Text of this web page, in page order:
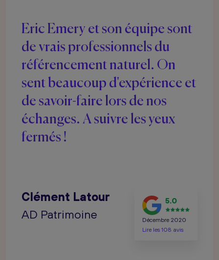
Eric Emery et son équipe sont
de vrais professionnels du
référencement naturel. On
sent beaucoup d'expérience et
de savoir-faire lors de nos
échanges. A suivre les yeux
fermés !
Clément Latour
AD Patrimoine
5.0
Décembre 2020
Lire les 108 avis